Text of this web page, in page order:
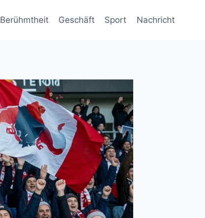
Berühmtheit Geschäft Sport Nachricht